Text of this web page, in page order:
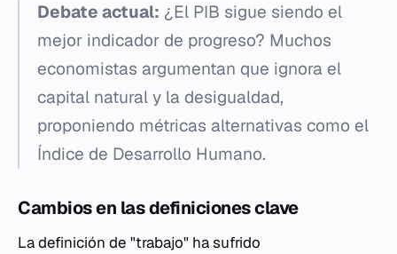
Debate actual: ¿El PIB sigue siendo el
mejor indicador de progreso? Muchos
economistas argumentan que ignora el
capital natural y la desigualdad,
proponiendo métricas alternativas como el
Índice de Desarrollo Humano.
Cambios en las definiciones clave
La definición de "trabajo" ha sufrido